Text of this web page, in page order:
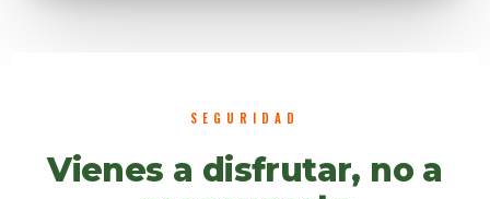
SEGURIDAD
Vienes a disfrutar, no a